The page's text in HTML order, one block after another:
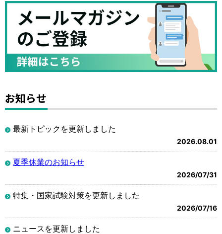
お知らせ
最新トピックを更新しました
2026.08.01
夏季休業のお知らせ
2026/07/31
特集・国家試験対策を更新しました
2026/07/16
ニュースを更新しました